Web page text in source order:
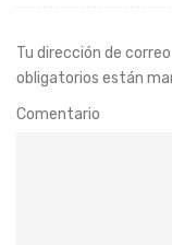
Tu dirección de
obligatorios están
Comentario